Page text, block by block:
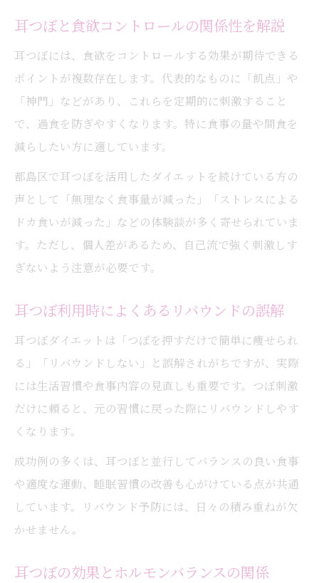
耳つぼと食欲コントロールの関係性を解説
耳つぼには、食欲をコントロールする効果が期待できる
ポイントが複数存在します。代表的なものに「飢点」や
「神門」などがあり、これらを定期的に刺激すること
で、過食を防ぎやすくなります。特に食事の量や間食を
減らしたい方に適しています。
都島区で耳つぼを活用したダイエットを続けている方の
声として「無理なく食事量が減った」「ストレスによる
ドカ食いが減った」などの体験談が多く寄せられていま
す。ただし、個人差があるため、自己流で強く刺激しす
ぎないよう注意が必要です。
耳つぼ利用時によくあるリバウンドの誤解
耳つぼダイエットは「つぼを押すだけで簡単に痩せられ
る」「リバウンドしない」と誤解されがちですが、実際
には生活習慣や食事内容の見直しも重要です。つぼ刺激
だけに頼ると、元の習慣に戻った際にリバウンドしやす
くなります。
成功例の多くは、耳つぼと並行してバランスの良い食事
や適度な運動、睡眠習慣の改善も心がけている点が共通
しています。リバウンド予防には、日々の積み重ねが欠
かせません。
耳つぼの効果とホルモンバランスの関係